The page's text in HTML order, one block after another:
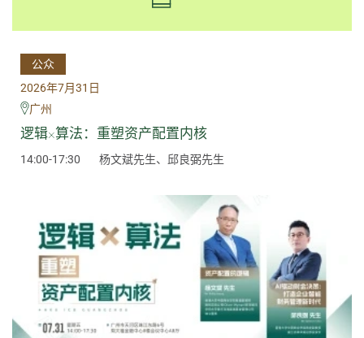
公众
2026年7月31日
广州
逻辑×算法：重塑资产配置内核
14:00-17:30 杨文斌先生、邱良弼先生